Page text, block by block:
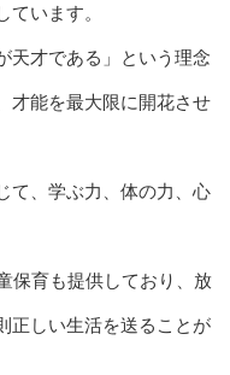
います。
天才である」という理念
才能を最大限に開花させ
て、学ぶ力、体の力、心
保育も提供しており、放
正しい生活を送ることが